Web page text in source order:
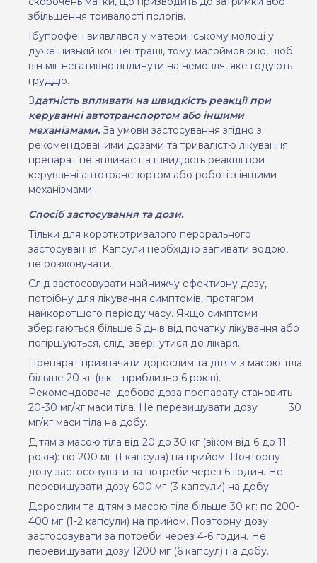
збільшення тривалості пологів.
Ібупрофен виявлявся у материнському молоці у
дуже низькій концентрації, тому малоймовірно, щоб
він міг негативно вплинути на немовля, яке годують
груддю.
Здатність впливати на швидкість реакції при
керуванні автотранспортом або іншими
механізмами. За умови застосування згідно з
рекомендованими дозами та тривалістю лікування
препарат не впливає на швидкість реакції при
керуванні автотранспортом або роботі з іншими
механізмами.
Спосіб застосування та дози.
Тільки для короткотривалого перорального
застосування. Капсули необхідно запивати водою,
не розжовувати.
Слід застосовувати найнижчу ефективну дозу,
потрібну для лікування симптомів, протягом
найкоротшого періоду часу. Якщо симптоми
зберігаються більше 5 днів від початку лікування або
погіршуються, слід звернутися до лікаря.
Препарат призначати дорослим та дітям з масою тіла
більше 20 кг (вік – приблизно 6 років).
Рекомендована
добова доза препарату становить
20-30 мг/кг маси тіла. Не перевищувати дозу
30
мг/кг маси тіла на добу.
Дітям з масою тіла від 20 до 30 кг (віком від 6 до 11
років): по 200 мг (1 капсула) на прийом. Повторну
дозу застосовувати за потреби через 6 годин. Не
перевищувати дозу 600 мг (3 капсули) на добу.
Дорослим та дітям з масою тіла більше 30 кг: по 200-
400 мг (1-2 капсули) на прийом. Повторну дозу
застосовувати за потреби через 4-6 годин. Не
перевищувати дозу 1200 мг (6 капсул) на добу.